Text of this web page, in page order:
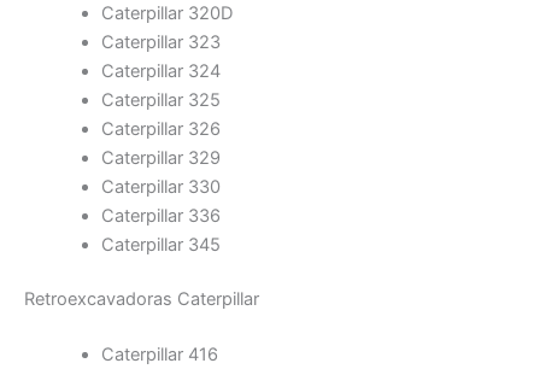
Caterpillar 320D
Caterpillar 323
Caterpillar 324
Caterpillar 325
Caterpillar 326
Caterpillar 329
Caterpillar 330
Caterpillar 336
Caterpillar 345
Retroexcavadoras Caterpillar
Caterpillar 416